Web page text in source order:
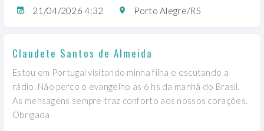
21/04/2026 4:32 Porto Alegre/RS
Claudete Santos de Almeida
Estou em Portugal visitando minha filha e escutando a
rádio. Não perco o evangelho as 6 hs da manhã do Brasil.
As mensagens sempre traz conforto aos nossos corações.
Obrigada